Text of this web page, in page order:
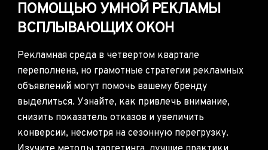
ПОМОЩЬЮ УМНОЙ РЕКЛАМЫ
ВСПЛЫВАЮЩИХ ОКОН
Рекламная среда в четвертом квартале
переполнена, но грамотные стратегии рекламных
объявлений могут помочь вашему бренду
выделиться. Узнайте, как привлечь внимание,
снизить показатель отказов и увеличить
конверсии, несмотря на сезонную перегрузку.